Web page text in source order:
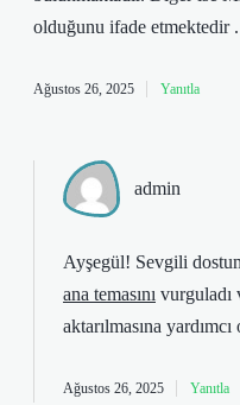
olduğunu ifade etmektedir
Ağustos 26, 2025 Yanıtla
admin
Ayşegül! Sevgili
ana temasını vurguladı
aktarılmasına yardımcı
Ağustos 26, 2025 Yanıtla